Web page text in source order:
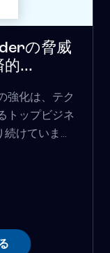
の脅威
的...
強化は、テク
トップビジネ
けていま...